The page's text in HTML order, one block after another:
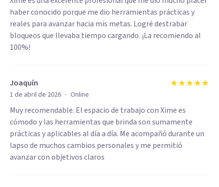
haber conocido porque me dio herramientas prácticas y
reales para avanzar hacia mis metas. Logré destrabar
bloqueos que llevaba tiempo cargando. ¡La recomiendo al
100%!
Joaquín
1 de abril de 2026 · Online
Muy recomendable. El espacio de trabajo con Xime es
cómodo y las herramientas que brinda son sumamente
prácticas y aplicables al día a día. Me acompañó durante un
lapso de muchos cambios personales y me permitió
avanzar con objetivos claros